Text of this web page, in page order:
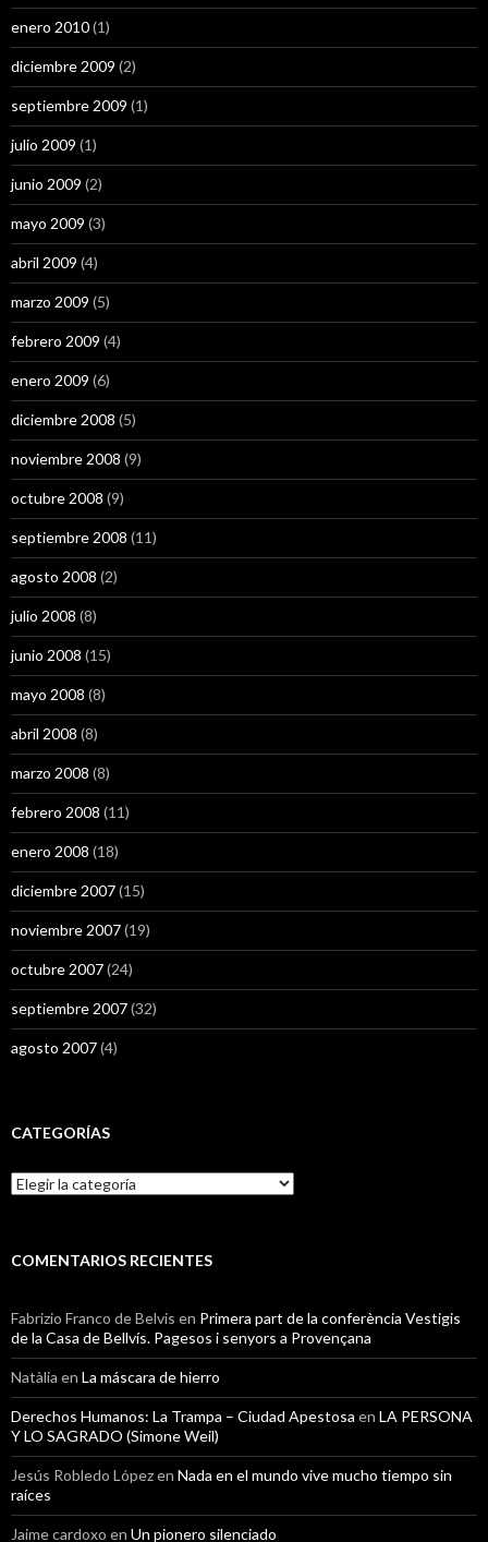
enero 2010(1)
diciembre 2009 (2)
septiembre 2009 (1)
julio 2009 (1)
junio 2009 (2)
mayo 2009 (3)
abril 2009 (4)
marzo 2009 (5)
febrero 2009 (4)
enero 2009 (6)
diciembre 2008 (5)
noviembre 2008 (9)
octubre 2008 (9)
septiembre 2008 (11)
agosto 2008 (2)
julio 2008 (8)
junio 2008 (15)
mayo 2008 (8)
abril 2008 (8)
marzo 2008 (8)
febrero 2008 (11)
enero 2008 (18)
diciembre 2007(15)
noviembre 2007(19)
octubre 2007(24)
septiembre 2007(32)
agosto 2007(4)
CATEGORÍAS
Categorías
COMENTARIOS RECIENTES
Fabrizio Franco de Belvis en Primera part de la conferència Vestigis
de la Casa de Bellvís. Pagesos i senyors a Provençana
Natàlia en La máscara de hierro
Derechos Humanos: La Trampa – Ciudad Apestosa en LA PERSONA
Y LO SAGRADO (Simone Weil)
Jesús Robledo Lópezen Nada en el mundo vive mucho tiempo sin
raíces
Jaime cardoxo en Un pionero silenciado